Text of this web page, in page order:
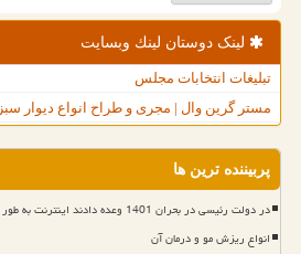
لینک دوستان لینك وبسایت
تبلیغات انتخابات مجلس
مستر گرین وال | مجری و طراح انواع دیوار سبز
پربیننده ترین ها
در دولت رئیسی در بحران 1401 وعده دادند اینترنت به طور موقت قطع می شود اما ماندگار شد
انواع ریزش مو و درمان آن